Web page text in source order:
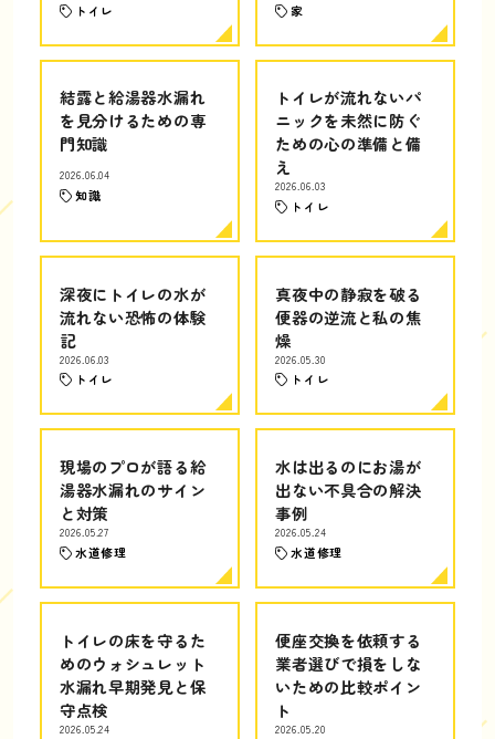
トイレ 家
結露と給湯器水漏れ
を見分けるための専
門知識
2026.06.04
知識
トイレが流れないパ
ニックを未然に防ぐ
ための心の準備と備
え
2026.06.03
トイレ
深夜にトイレの水が
流れない恐怖の体験
記
2026.06.03
トイレ
真夜中の静寂を破る
便器の逆流と私の焦
燥
2026.05.30
トイレ
現場のプロが語る給
湯器水漏れのサイン
と対策
2026.05.27
水道修理
水は出るのにお湯が
出ない不具合の解決
事例
2026.05.24
水道修理
トイレの床を守るた
めのウォシュレット
水漏れ早期発見と保
守点検
2026.05.24
便座交換を依頼する
業者選びで損をしな
いための比較ポイン
ト
2026.05.20